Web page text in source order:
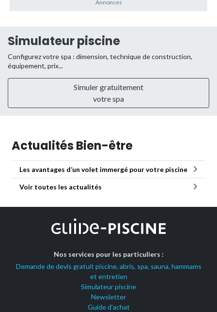
Simulateur piscine
Configurez votre spa : dimension, technique de construction,
équipement, prix...
Simuler gratuitement
votre spa
Actualités Bien-être
Les avantages d’un volet immergé pour votre piscine
Voir toutes les actualités
Nos services pour les particuliers :
Demande de devis gratuit piscine, abris, spa, sauna, hammams
et entretien
Simulateur piscine
Newsletter
Guide d'achat